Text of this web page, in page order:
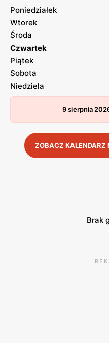
Poniedziałek
Wtorek
Środa
Czwartek
Piątek
Sobota
Niedziela
9 sierpnia
ZOBACZ KALENDARZ
Brak